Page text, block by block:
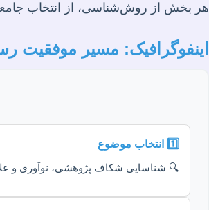
هر بخش از روش‌شناسی، از انتخاب جامعه
اینفوگرافیک: مسیر موفقیت
1️⃣ انتخاب موضوع
🔍 شناسایی شکاف پژوهشی، نوآوری و